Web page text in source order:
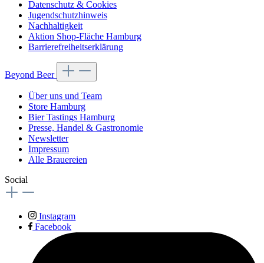
Datenschutz & Cookies
Jugendschutzhinweis
Nachhaltigkeit
Aktion Shop-Fläche Hamburg
Barrierefreiheitserklärung
Beyond Beer
Über uns und Team
Store Hamburg
Bier Tastings Hamburg
Presse, Handel & Gastronomie
Newsletter
Impressum
Alle Brauereien
Social
Instagram
Facebook